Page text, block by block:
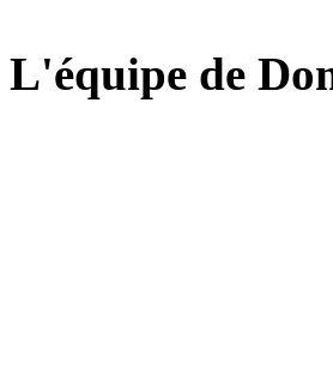
L'équipe de